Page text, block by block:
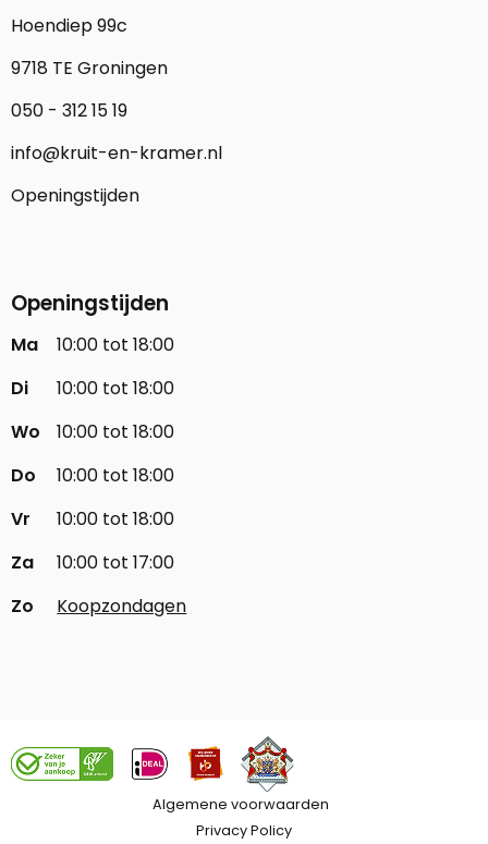
Hoendiep 99c
9718 TE Groningen
050 - 312 15 19
info@kruit-en-kramer.nl
Openingstijden
Openingstijden
Ma
10:00 tot 18:00
Di
10:00 tot 18:00
Wo
10:00 tot 18:00
Do
10:00 tot 18:00
Vr
10:00 tot 18:00
Za
10:00 tot 17:00
Zo
Koopzondagen
Algemene voorwaarden
Privacy Policy